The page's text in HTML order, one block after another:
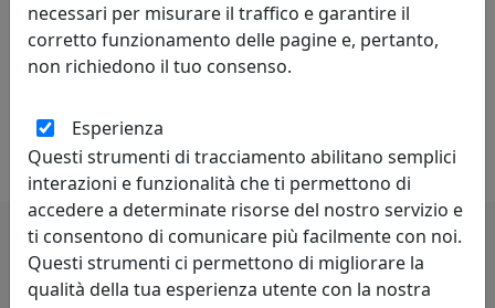
Competitività - indica il livello di capacità concorrenziale
di un sistema economico oppure di una singola
capacità di stare al passo con la concorrenza. Lo spirito
di rivalità è proprio di chi è competitivo.
Potrebbero interessarti
necessari per misurare il traffico e garantire il
corretto funzionamento delle pagine e, pertanto,
non richiedono il tuo consenso.
Esperienza
Questi strumenti di tracciamento abilitano semplici
interazioni e funzionalità che ti permettono di
accedere a determinate risorse del nostro servizio e
ti consentono di comunicare più facilmente con noi.
Questi strumenti ci permettono di migliorare la
qualità della tua esperienza utente con la nostra